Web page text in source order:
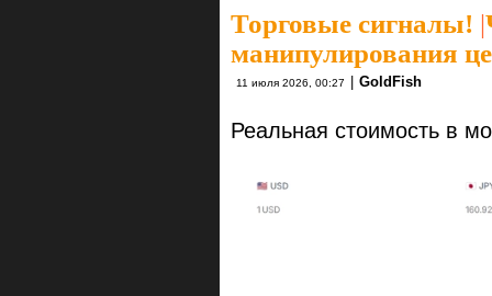
Торговые сигналы! |
манипулирования
11 июля 2026, 00:27 GoldFish
Реальная стоимость в